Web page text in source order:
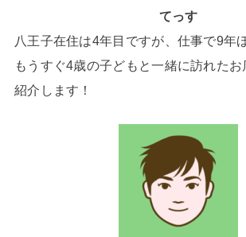
てっす
八王子在住は4年目ですが、仕事で9年
もうすぐ4歳の子どもと一緒に訪れた
紹介します！